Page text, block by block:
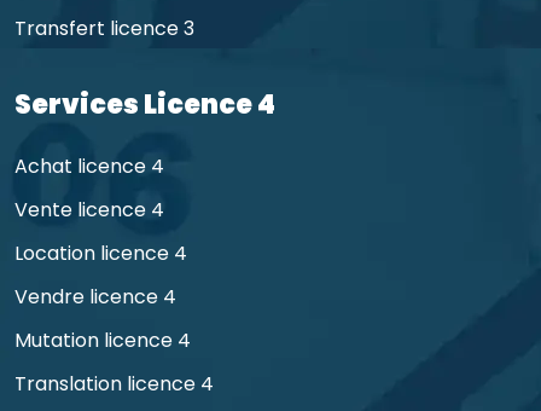
Transfert licence 3
Services Licence 4
Achat licence 4
Vente licence 4
Location licence 4
Vendre licence 4
Mutation licence 4
Translation licence 4